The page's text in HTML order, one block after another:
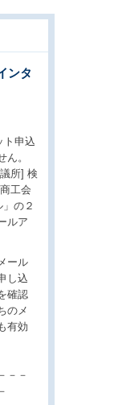
ンタ
ト申込
。
所] 検
工会
の２
ルア
ール
し込
確認
のメ
有効
－－